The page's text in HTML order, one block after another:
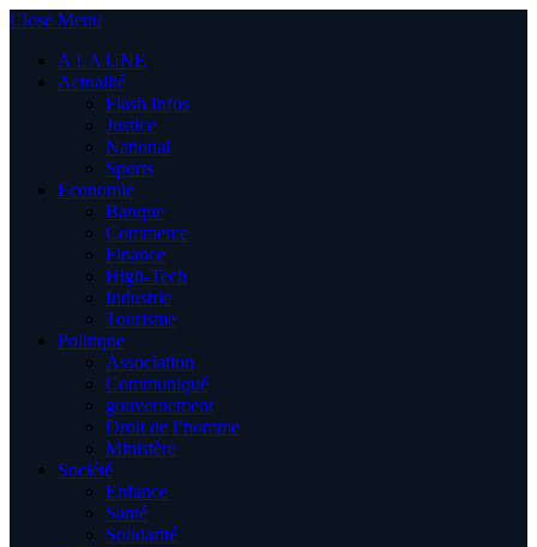
Close Menu
A LA UNE
Actualité
Flash Infos
Justice
National
Sports
Economie
Banque
Commerce
Finance
High-Tech
Industrie
Tourisme
Politique
Association
Communiqué
gouvernement
Droit de l’homme
Ministère
Société
Enfance
Santé
Solidarité